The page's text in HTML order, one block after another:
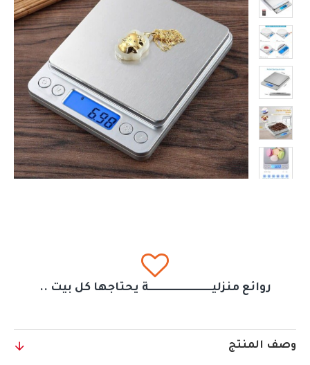
روائع منزليــــــــــــــــــــــــــــــة يحتاجها كل بيت ..
وصف المنتج